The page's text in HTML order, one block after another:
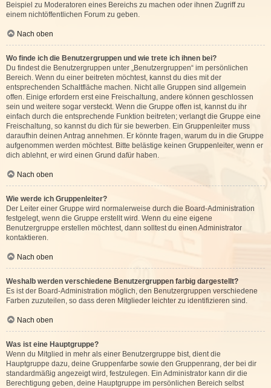
Beispiel zu Moderatoren eines Bereichs zu machen oder ihnen Zugriff zu
einem nichtöffentlichen Forum zu geben.
Nach oben
Wo finde ich die Benutzergruppen und wie trete ich ihnen bei?
Du findest die Benutzergruppen unter „Benutzergruppen“ im persönlichen
Bereich. Wenn du einer beitreten möchtest, kannst du dies mit der
entsprechenden Schaltfläche machen. Nicht alle Gruppen sind allgemein
offen. Einige erfordern erst eine Freischaltung, andere können geschlossen
sein und weitere sogar versteckt. Wenn die Gruppe offen ist, kannst du ihr
einfach durch die entsprechende Funktion beitreten; verlangt die Gruppe eine
Freischaltung, so kannst du dich für sie bewerben. Ein Gruppenleiter muss
daraufhin deinen Antrag annehmen. Er könnte fragen, warum du in die Gruppe
aufgenommen werden möchtest. Bitte belästige keinen Gruppenleiter, wenn er
dich ablehnt, er wird einen Grund dafür haben.
Nach oben
Wie werde ich Gruppenleiter?
Der Leiter einer Gruppe wird normalerweise durch die Board-Administration
festgelegt, wenn die Gruppe erstellt wird. Wenn du eine eigene
Benutzergruppe erstellen möchtest, dann solltest du einen Administrator
kontaktieren.
Nach oben
Weshalb werden verschiedene Benutzergruppen farbig dargestellt?
Es ist der Board-Administration möglich, den Benutzergruppen verschiedene
Farben zuzuteilen, so dass deren Mitglieder leichter zu identifizieren sind.
Nach oben
Was ist eine Hauptgruppe?
Wenn du Mitglied in mehr als einer Benutzergruppe bist, dient die
Hauptgruppe dazu, deine Gruppenfarbe sowie den Gruppenrang, der bei dir
standardmäßig angezeigt wird, festzulegen. Ein Administrator kann dir die
Berechtigung geben, deine Hauptgruppe im persönlichen Bereich selbst